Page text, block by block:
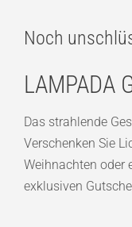
Noch
LAMPADA
Das strahlende
Verschenken Sie
Weihnachten oder
exklusiven